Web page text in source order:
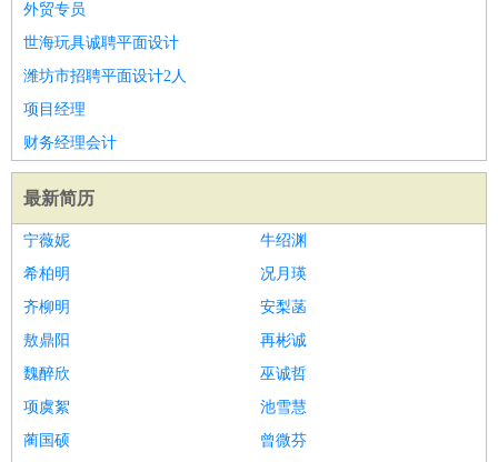
外贸专员
世海玩具诚聘平面设计
潍坊市招聘平面设计2人
项目经理
财务经理会计
最新简历
宁薇妮
牛绍渊
希柏明
况月瑛
齐柳明
安梨菡
敖鼎阳
再彬诚
魏醉欣
巫诚哲
项虞絮
池雪慧
蔺国硕
曾微芬